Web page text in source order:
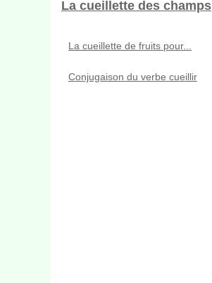
La cueillette des champs
La cueillette de fruits pour...
Conjugaison du verbe cueillir